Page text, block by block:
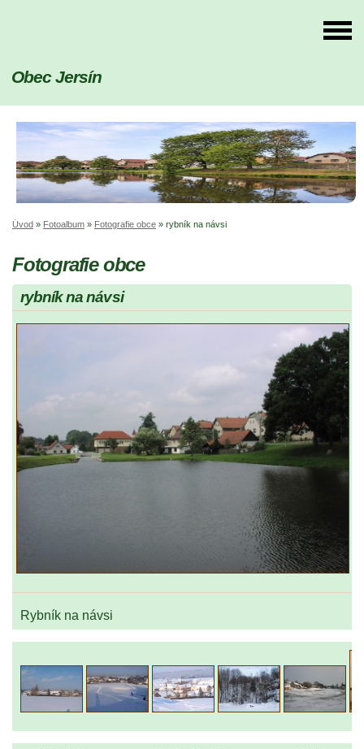
Obec Jersín
Úvod » Fotoalbum » Fotografie obce » rybník na návsi
Fotografie obce
rybník na návsi
Rybník na návsi